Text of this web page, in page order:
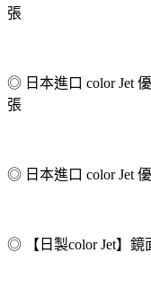
張
◎ 日本進口 color Jet
張
◎ 日本進口 color Jet
◎ 【日製color Jet】鏡